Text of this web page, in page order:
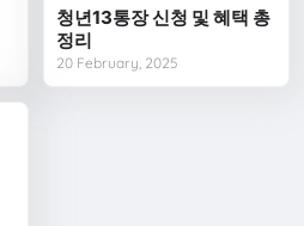
청년13통장 신청 및 혜택 총
정리
20 February, 2025